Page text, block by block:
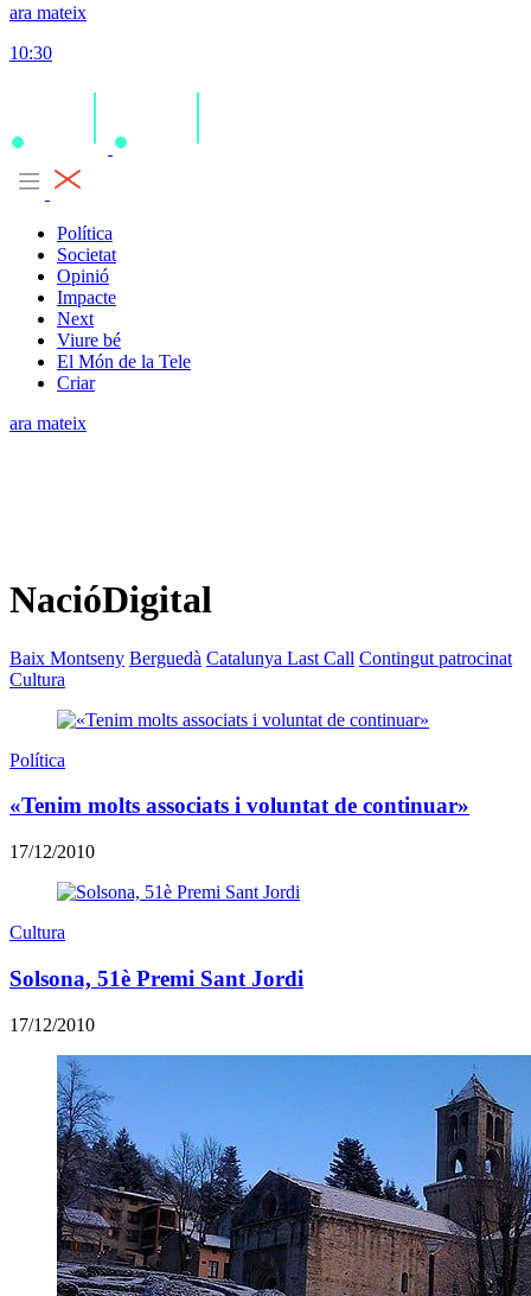
ara mateix
10:30
Política
Societat
Opinió
Impacte
Next
Viure bé
El Món de la Tele
Criar
ara mateix
NacióDigital
Baix Montseny Berguedà Catalunya Last Call Contingut patrocinat
Cultura
Política
«Tenim molts associats i voluntat de continuar»
17/12/2010
Cultura
Solsona, 51è Premi Sant Jordi
17/12/2010